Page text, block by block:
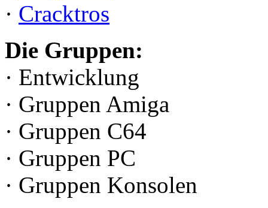
· Cracktros
Die Gruppen:
· Entwicklung
· Gruppen Amiga
· Gruppen C64
· Gruppen PC
· Gruppen Konsolen